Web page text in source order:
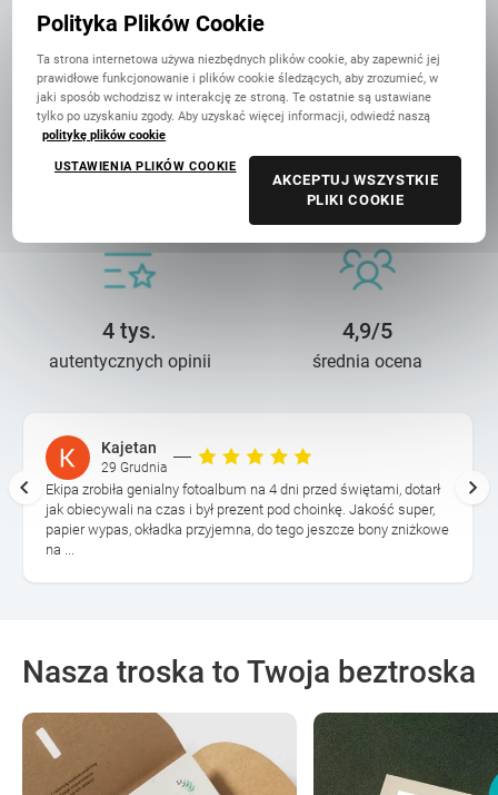
w Polsce
14 lat troski
wydrukowanych zdjęć
4 tys.
autentycznych opinii
4,9/5
średnia ocena
Kajetan
29 Grudnia
Ekipa zrobiła genialny fotoalbum na 4 dni przed świętami, dotarł
jak obiecywali na czas i był prezent pod choinkę. Jakość super,
papier wypas, okładka przyjemna, do tego jeszcze bony zniżkowe
na ...
Nasza troska to Twoja beztroska
Polityka Plików Cookie
Ta strona internetowa używa niezbędnych plików cookie, aby zapewnić jej
prawidłowe funkcjonowanie i plików cookie śledzących, aby zrozumieć, w
jaki sposób wchodzisz w interakcję ze stroną. Te ostatnie są ustawiane
tylko po uzyskaniu zgody. Aby uzyskać więcej informacji, odwiedź naszą
politykę plików cookie
USTAWIENIA PLIKÓW COOKIE
AKCEPTUJ WSZYSTKIE
PLIKI COOKIE